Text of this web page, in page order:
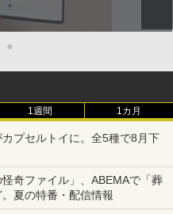
●
1週間 1カ月
プセルトイに。全5種で8月下
奇ファイル」、ABEMAで「葬
夏の特番・配信情報